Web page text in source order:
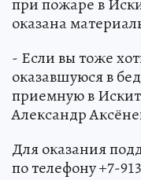
при пожаре в
оказана
- Если вы тоже
оказавшуюся в
приемную в
Александр
Для оказания
по телефону +7-